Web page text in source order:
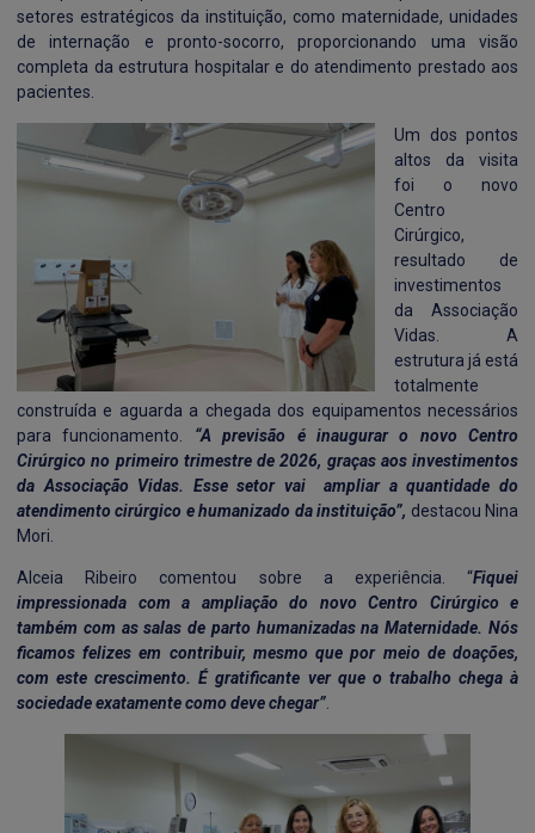
setores estratégicos da instituição, como maternidade, unidades
de internação e pronto-socorro, proporcionando uma visão
completa da estrutura hospitalar e do atendimento prestado aos
pacientes.
Um dos pontos
altos da visita
foi o novo
Centro
Cirúrgico,
resultado de
investimentos
da Associação
Vidas. A
estrutura já está
totalmente
construída e aguarda a chegada dos equipamentos necessários
para funcionamento. “A previsão é inaugurar o novo Centro
Cirúrgico no primeiro trimestre de 2026, graças aos investimentos
da Associação Vidas. Esse setor vai ampliar a quantidade do
atendimento cirúrgico e humanizado da instituição”, destacou Nina
Mori.
Alceia Ribeiro comentou sobre a experiência. “Fiquei
impressionada com a ampliação do novo Centro Cirúrgico e
também com as salas de parto humanizadas na Maternidade. Nós
ficamos felizes em contribuir, mesmo que por meio de doações,
com este crescimento. É gratificante ver que o trabalho chega à
sociedade exatamente como deve chegar”